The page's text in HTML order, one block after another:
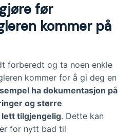
før
kommer på
forberedt og ta noen enkle
kommer for å gi deg en
ha dokumentasjon på
og større
tilgjengelig. Dette kan
for nytt bad til